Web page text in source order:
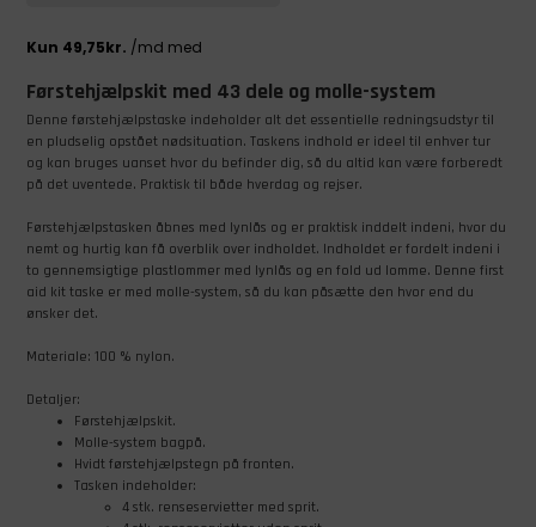
Førstehjælpskit med 43 dele og molle-system
Denne førstehjælpstaske indeholder alt det essentielle redningsudstyr til
en pludselig opstået nødsituation. Taskens indhold er ideel til enhver tur
og kan bruges uanset hvor du befinder dig, så du altid kan være forberedt
på det uventede. Praktisk til både hverdag og rejser.
Førstehjælpstasken åbnes med lynlås og er praktisk inddelt indeni, hvor du
nemt og hurtig kan få overblik over indholdet. Indholdet er fordelt indeni i
to gennemsigtige plastlommer med lynlås og en fold ud lomme. Denne first
aid kit taske er med molle-system, så du kan påsætte den hvor end du
ønsker det.
Materiale: 100 % nylon.
Detaljer:
Førstehjælpskit.
Molle-system bagpå.
Hvidt førstehjælpstegn på fronten.
Tasken indeholder:
4 stk. renseservietter med sprit.